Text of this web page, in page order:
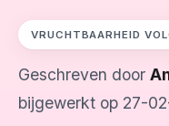
VRUCHTBAARHEID
Geschreven door
bijgewerkt op 27-